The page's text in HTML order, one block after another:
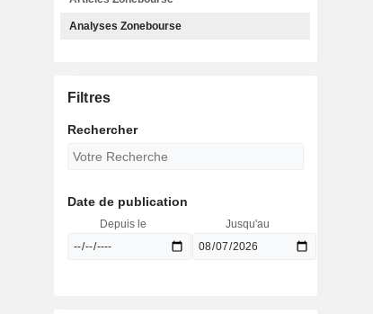
Analyses Zonebourse
Filtres
Rechercher
Date de publication
Depuis le Jusqu'au